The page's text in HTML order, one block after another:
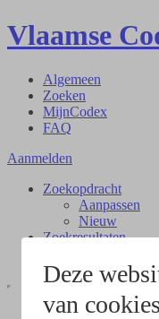
Deze
van cookies
Vlaamse
Algemeen
Zoeken
MijnCodex
FAQ
Aanmelden
Zoekopdracht
Aanpassen
Nieuw
Zoekresultaten